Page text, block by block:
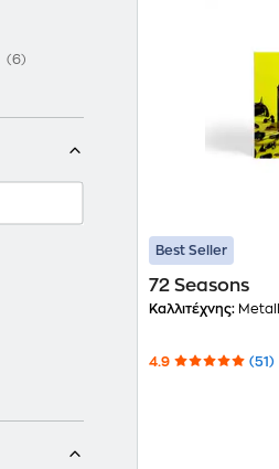
Best Seller
72 Seasons
Καλλιτέχνης:
4.9 (51)